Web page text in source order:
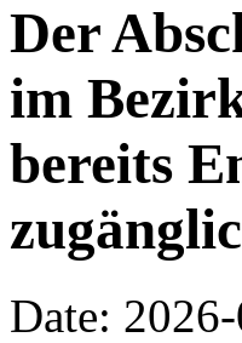
Der
im
bereits
Date: